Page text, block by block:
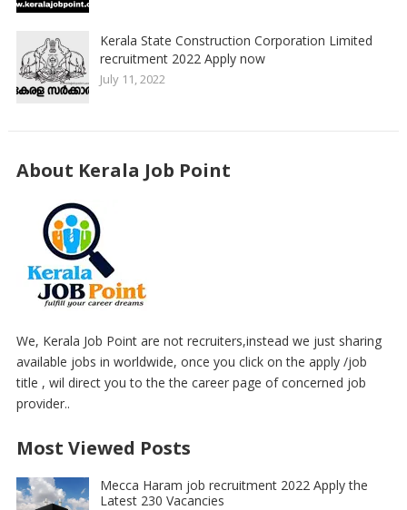
Kerala State Construction Corporation Limited
recruitment 2022 Apply now
July 11, 2022
About Kerala Job Point
We, Kerala Job Point are not recruiters,instead we just sharing
available jobs in worldwide, once you click on the apply /job
title , wil direct you to the the career page of concerned job
provider..
Most Viewed Posts
Mecca Haram job recruitment 2022 Apply the
Latest 230 Vacancies